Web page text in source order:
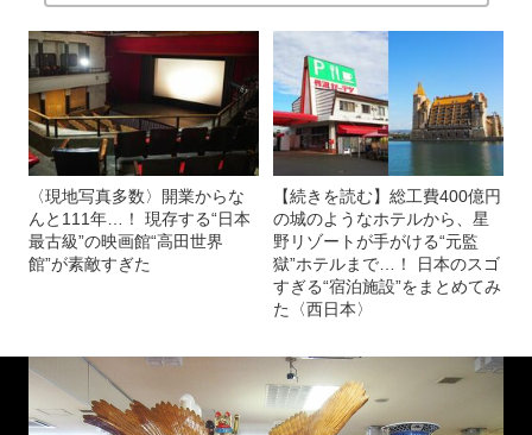
〈現地写真多数〉開業からな
んと111年…！ 現存する“日本
最古級”の映画館“高田世界
館”が素敵すぎた
【続きを読む】総工費400億円
の城のようなホテルから、星
野リゾートが手がける“元監
獄”ホテルまで…！ 日本のスゴ
すぎる“宿泊施設”をまとめてみ
た〈西日本〉